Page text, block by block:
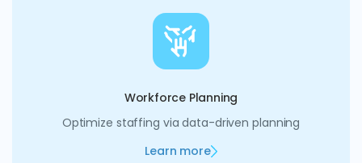
Workforce Planning
Optimize staffing via data-driven planning
Learn more